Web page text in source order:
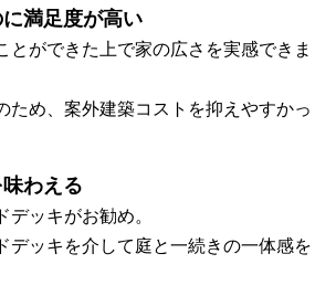
満足度が高い
とができた上で家の広さを実感できま
ため、案外建築コストを抑えやすかっ
わえる
デッキがお勧め。
デッキを介して庭と一続きの一体感を